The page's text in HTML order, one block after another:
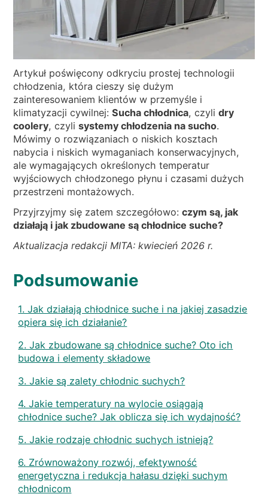
ARTYKUŁY TECHNICZNE
EN IT FR DE
Artykuł poświęcony odkryciu prostej technologii
chłodzenia, która cieszy się dużym
zainteresowaniem klientów w przemyśle i
klimatyzacji cywilnej:Sucha chłodnica, czylidry
coolery, czylisystemy chłodzenia na sucho.
Mówimy o rozwiązaniach o niskich kosztach
nabycia i niskich wymaganiach konserwacyjnych,
ale wymagających określonych temperatur
wyjściowych chłodzonego płynu i czasami dużych
przestrzeni montażowych.
Przyjrzyjmy się zatem szczegółowo:czym są, jak
działają i jak zbudowane są chłodnice suche?
Aktualizacja redakcji MITA: kwiecień 2026 r.
Podsumowanie
1. Jak działają chłodnice suche i na jakiej zasadzie
opiera się ich działanie?
2. Jak zbudowane są chłodnice suche? Oto ich
budowa i elementy składowe
3. Jakie są zalety chłodnic suchych?
4. Jakie temperatury na wylocie osiągają
chłodnice suche? Jak oblicza się ich wydajność?
5. Jakie rodzaje chłodnic suchych istnieją?
6. Zrównoważony rozwój, efektywność
energetyczna i redukcja hałasu dzięki suchym
chłodnicom